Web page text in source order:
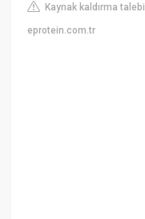
Kaynak kaldırma talebi
eprotein.com.tr